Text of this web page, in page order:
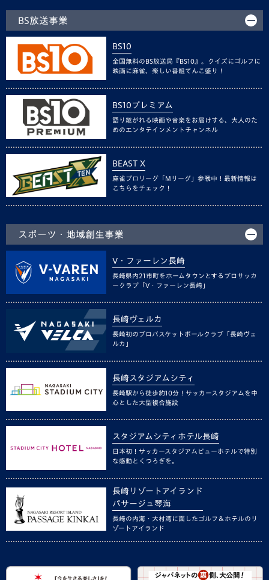
BS放送事業
BS10
全国無料のBS放送局『BS10』。クイズにゴルフに
映画に麻雀、楽しい番組てんこ盛り！
BS10プレミアム
語り継がれる映画や音楽をお届けする、大人のた
めのエンタテインメントチャンネル
BEAST X
麻雀プロリーグ「Mリーグ」参戦中！最新情報は
こちらをチェック！
スポーツ・地域創生事業
V・ファーレン長崎
長崎県内21市町をホームタウンとするプロサッカ
ークラブ「V・ファーレン長崎」
長崎ヴェルカ
長崎初のプロバスケットボールクラブ「長崎ヴェ
ルカ」
長崎スタジアムシティ
長崎駅から徒歩約10分！サッカースタジアムを中
心とした大型複合施設
スタジアムシティホテル長崎
日本初！サッカースタジアムビューホテルで特別
な感動とくつろぎを。
長崎リゾートアイランド
パサージュ琴海
長崎の内海・大村湾に面したゴルフ＆ホテルのリ
ゾートアイランド